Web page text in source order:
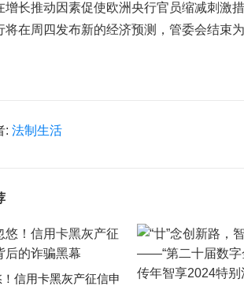
推动因素促使欧洲央行官员缩减刺激措
将在周四发布新的经济预测，管委会结束
: 法制生活
信用卡黑灰产征信申